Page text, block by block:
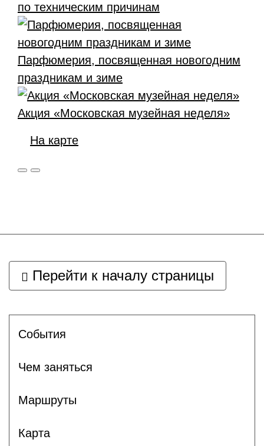
по техническим причинам
Парфюмерия, посвященная новогодним
праздникам и зиме
Акция «Московская музейная неделя»
На карте
Перейти к началу страницы
Cобытия
Чем заняться
Маршруты
Карта